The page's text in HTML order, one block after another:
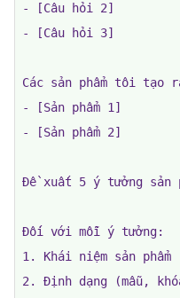
- [Câu hỏi 2]
- [Câu hỏi 3]
Các sản phẩm tôi tạo
- [Sản phẩm 1]
- [Sản phẩm 2]
Đề xuất 5 ý tưởng sản
Đối với mỗi ý tưởng:
1. Khái niệm sản phẩm
2. Định dạng (mẫu,